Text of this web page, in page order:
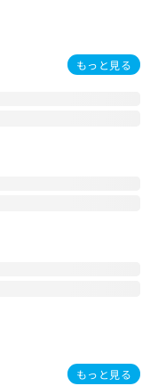
もっと見る
もっと見る